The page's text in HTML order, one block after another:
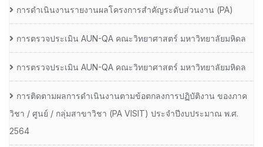
การดำเนินงานรายงานผลโครงการสำคัญระดับส่วนงาน (PA)
การตรวจประเมิน AUN-QA คณะวิทยาศาสตร์ มหาวิทยาลัยมหิดล
การตรวจประเมิน AUN-QA คณะวิทยาศาสตร์ มหาวิทยาลัยมหิดล
การติดตามผลการดำเนินงานตามข้อตกลงการปฏิบัติงาน ของภาค
วิชา / ศูนย์ / กลุ่มสาขาวิชา (PA VISIT) ประจำปีงบประมาณ พ.ศ.​
2564